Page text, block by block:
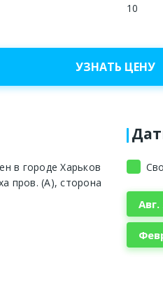
10
УЗНАТЬ ЦЕНУ
в городе Харьков
пров. (А), сторона
Авг.